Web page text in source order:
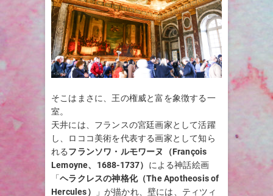
そこはまさに、王の権威と富を象徴する一
室。
天井には、フランスの宮廷画家として活躍
し、ロココ美術を代表する画家として知ら
れるフランソワ・ルモワーヌ（François
Lemoyne、1688-1737） による神話絵画
「ヘラクレスの神格化（The Apotheosis of
Hercules）
」が描かれ、壁には、ティツィ